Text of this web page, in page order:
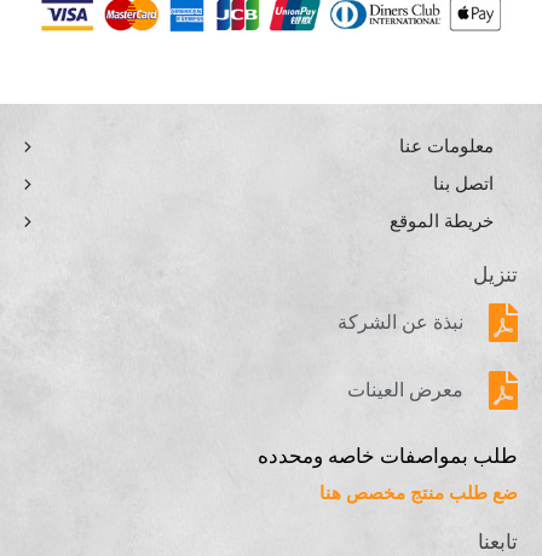
معلومات عنا
اتصل بنا
خريطة الموقع
تنزيل
نبذة عن الشركة
معرض العينات
طلب بمواصفات خاصه ومحدده
ضع طلب منتج مخصص هنا
تابعنا